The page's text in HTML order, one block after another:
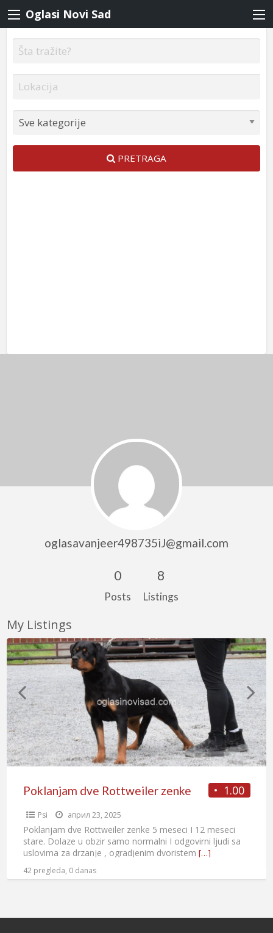
Oglasi Novi Sad
PRETRAGA
oglasavanjeer498735iJ@gmail.com
0
Posts
8
Listings
My Listings
1.00
Poklanjam dve Rottweiler zenke
Psi април 23, 2025
Poklanjam dve Rottweiler zenke 5 meseci I 12 meseci
stare. Dolaze u obzir samo normalni I odgovirni ljudi sa
uslovima za drzanje , ogradjenim dvoristem […]
42 pregleda, 0 danas